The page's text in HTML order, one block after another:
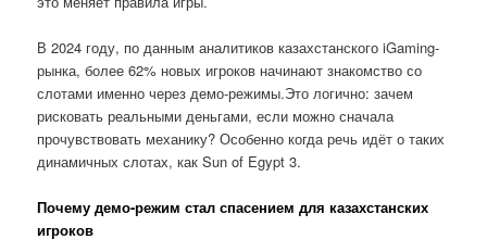
В 2024 году, по данным аналитиков казахстанского iGaming-
рынка, более 62% новых игроков начинают знакомство со
слотами именно через демо-режимы.Это логично: зачем
рисковать реальными деньгами, если можно сначала
прочувствовать механику? Особенно когда речь идёт о таких
динамичных слотах, как Sun of Egypt 3.
Почему демо-режим стал спасением для казахстанских
игроков